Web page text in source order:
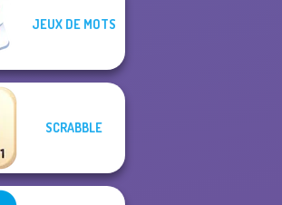
JEUX DE MOTS
SCRABBLE